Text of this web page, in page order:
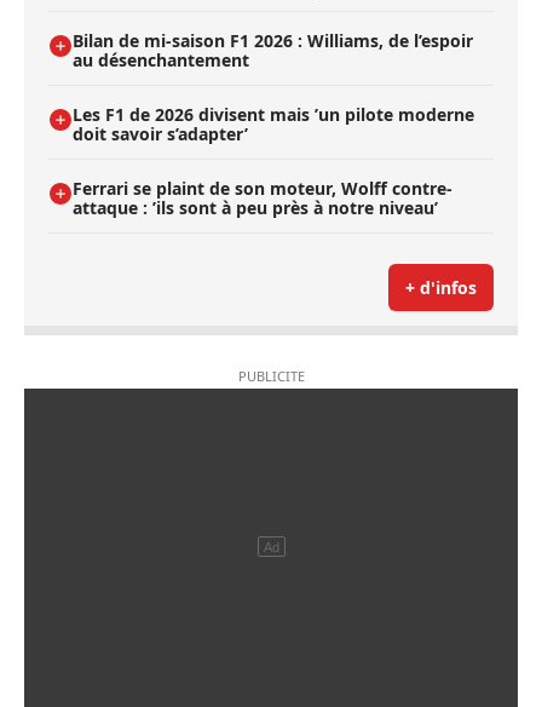
Bilan de mi-saison F1 2026 : Williams, de l’espoir
au désenchantement
Les F1 de 2026 divisent mais ’un pilote moderne
doit savoir s’adapter’
Ferrari se plaint de son moteur, Wolff contre-
attaque : ’ils sont à peu près à notre niveau’
+ d'infos